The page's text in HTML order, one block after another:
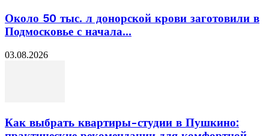
Около 50 тыс. л донорской крови заготовили в
Подмосковье с начала...
03.08.2026
Как выбрать квартиры-студии в Пушкино: